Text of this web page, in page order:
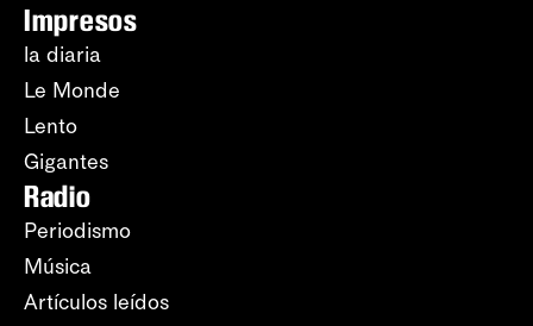
Impresos
la diaria
Le Monde
Lento
Gigantes
Radio
Periodismo
Música
Artículos leídos